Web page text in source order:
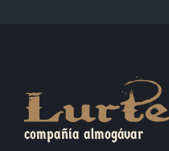
compañía almogávar